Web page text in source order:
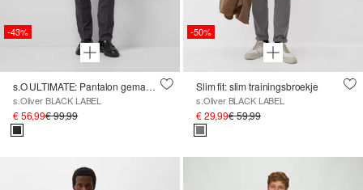
-43%
s.O ULTIMATE: Pantalon gemaakt van een zeer elastische wolmix
s.Oliver BLACK LABEL
€ 56,99€ 99,99
-50%
Slim fit: slim trainingsbroekje
s.Oliver BLACK LABEL
€ 29,99€ 59,99